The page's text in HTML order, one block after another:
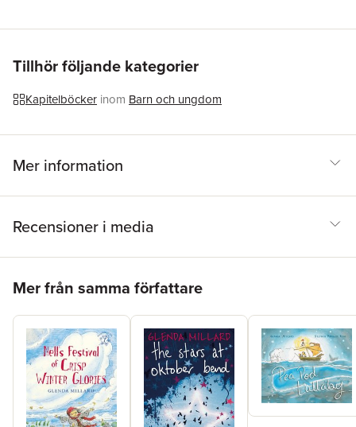
Tillhör följande kategorier
Kapitelböcker inom Barn och ungdom
Mer information
Recensioner i media
Mer från samma författare